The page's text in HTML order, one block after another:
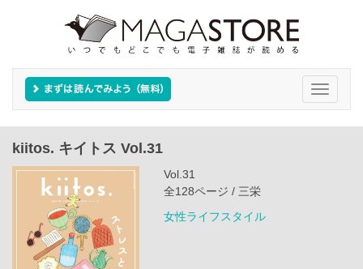
Toggle
kiitos. キイトス Vol.31
Vol.31
全128ページ / 三栄
女性ライフスタイル